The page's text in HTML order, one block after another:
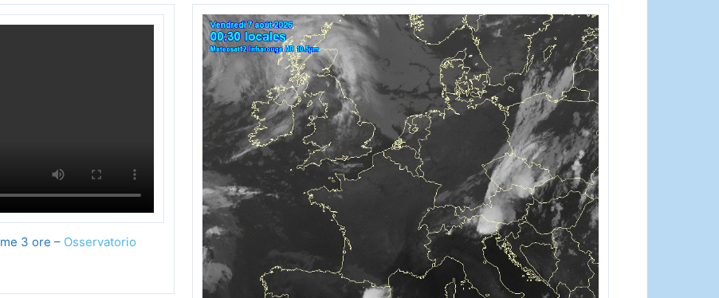
3 ore – Osservatorio